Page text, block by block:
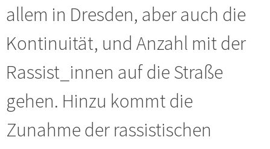
allem in Dresden, aber auch die
Kontinuität, und Anzahl mit der
Rassist_innen auf die Straße
gehen. Hinzu kommt die
Zunahme der rassistischen